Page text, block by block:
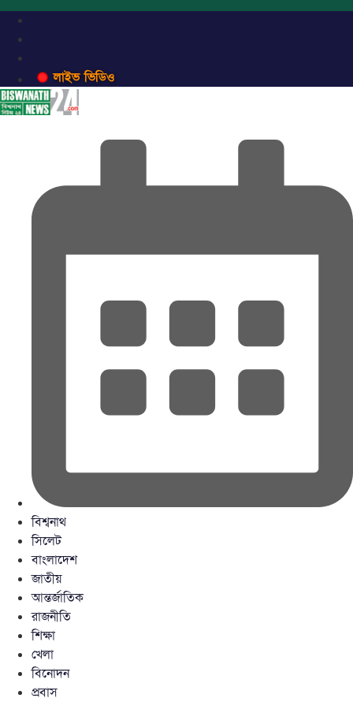
লাইভ ভিডিও
বিশ্বনাথ
সিলেট
বাংলাদেশ
জাতীয়
আন্তর্জাতিক
রাজনীতি
শিক্ষা
খেলা
বিনোদন
প্রবাস